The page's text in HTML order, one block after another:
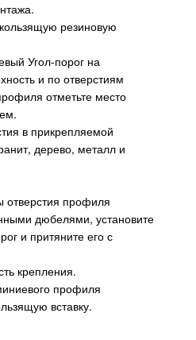
резиновую
Угол-порог на
и по отверстиям
отметьте место
в прикрепляемой
дерево, металл и
отверстия профиля
дюбелями, установите
и притяните его с
крепления.
профиля
вставку.